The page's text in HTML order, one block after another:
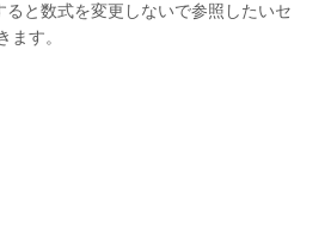
ると数式を変更しないで参照したいセ
ます。